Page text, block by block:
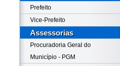
Prefeito
Vice-Prefeito
Assessorias
Procuradoria Geral do
Município - PGM